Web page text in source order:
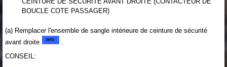
BOUCLE COTE PASSAGER)
(a) Remplacer l'ensemble de sangle intérieure de ceinture de sécurité
avant droite
CONSEIL: